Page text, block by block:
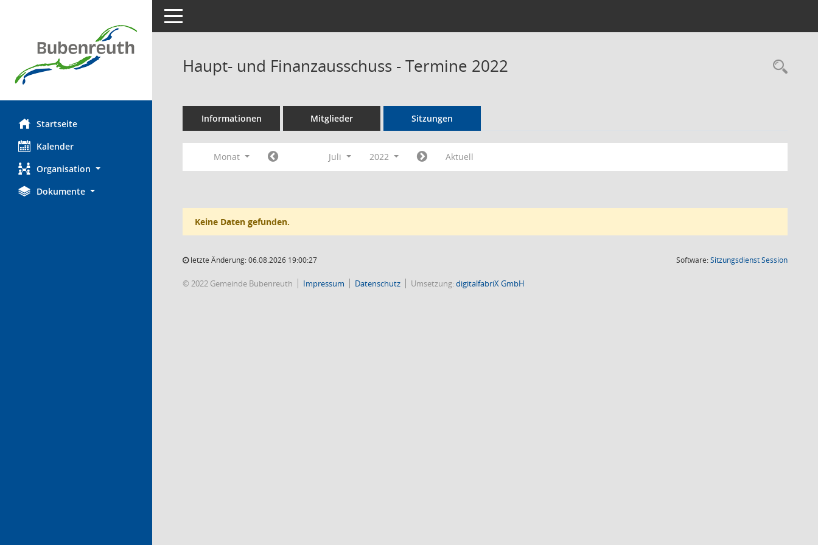
Startseite
Kalender
Organisation
Dokumente
Toggle navigation
Haupt- und Finanzausschuss - Termine 2022
Informationen Mitglieder Sitzungen
Monat Juli 2022 Aktuell
Keine Daten gefunden.
letzte Änderung: 06.08.2026 19:00:27 Software:SitzungsdienstSession(Wird in
© 2022 Gemeinde Bubenreuth Impressum Datenschutz Umsetzung:digitalfabriX GmbH